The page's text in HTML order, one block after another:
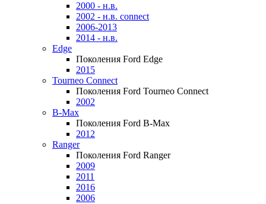
2000 - н.в.
2002 - н.в. connect
2006-2013
2014 - н.в.
Edge
Поколения Ford Edge
2015
Tourneo Connect
Поколения Ford Tourneo Connect
2002
B-Max
Поколения Ford B-Max
2012
Ranger
Поколения Ford Ranger
2009
2011
2016
2006